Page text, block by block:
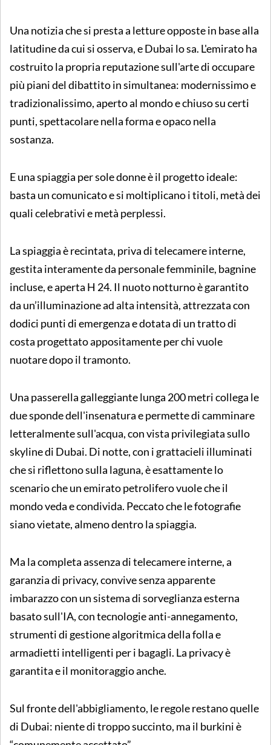
Una notizia che si presta a letture opposte in base alla
latitudine da cui si osserva, e Dubai lo sa. L'emirato ha
costruito la propria reputazione sull'arte di occupare
più piani del dibattito in simultanea: modernissimo e
tradizionalissimo, aperto al mondo e chiuso su certi
punti, spettacolare nella forma e opaco nella
sostanza.
E una spiaggia per sole donne è il progetto ideale:
basta un comunicato e si moltiplicano i titoli, metà dei
quali celebrativi e metà perplessi.
La spiaggia è recintata, priva di telecamere interne,
gestita interamente da personale femminile, bagnine
incluse, e aperta H 24. Il nuoto notturno è garantito
da un’illuminazione ad alta intensità, attrezzata con
dodici punti di emergenza e dotata di un tratto di
costa progettato appositamente per chi vuole
nuotare dopo il tramonto.
Una passerella galleggiante lunga 200 metri collega le
due sponde dell'insenatura e permette di camminare
letteralmente sull'acqua, con vista privilegiata sullo
skyline di Dubai. Di notte, con i grattacieli illuminati
che si riflettono sulla laguna, è esattamente lo
scenario che un emirato petrolifero vuole che il
mondo veda e condivida. Peccato che le fotografie
siano vietate, almeno dentro la spiaggia.
Ma la completa assenza di telecamere interne, a
garanzia di privacy, convive senza apparente
imbarazzo con un sistema di sorveglianza esterna
basato sull'IA, con tecnologie anti-annegamento,
strumenti di gestione algoritmica della folla e
armadietti intelligenti per i bagagli. La privacy è
garantita e il monitoraggio anche.
Sul fronte dell'abbigliamento, le regole restano quelle
di Dubai: niente di troppo succinto, ma il burkini è